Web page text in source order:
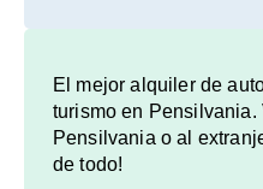
El mejor alquiler de
turismo en Pensilvania.
Pensilvania o al
de todo!